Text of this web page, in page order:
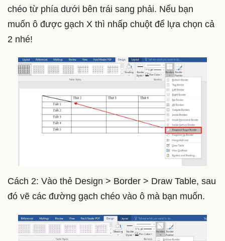
chéo từ phía dưới bên trái sang phải. Nếu bạn
muốn ô được gạch X thì nhấp chuột để lựa chọn cả
2 nhé!
Cách 2: Vào thẻ Design > Border > Draw Table, sau
đó vẽ các đường gạch chéo vào ô mà bạn muốn.